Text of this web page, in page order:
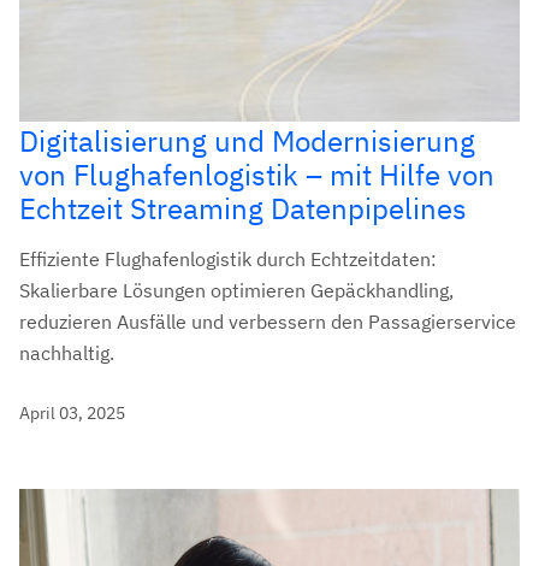
Digitalisierung und Modernisierung
von Flughafenlogistik – mit Hilfe von
Echtzeit Streaming Datenpipelines
Effiziente Flughafenlogistik durch Echtzeitdaten:
Skalierbare Lösungen optimieren Gepäckhandling,
reduzieren Ausfälle und verbessern den Passagierservice
nachhaltig.
April 03, 2025